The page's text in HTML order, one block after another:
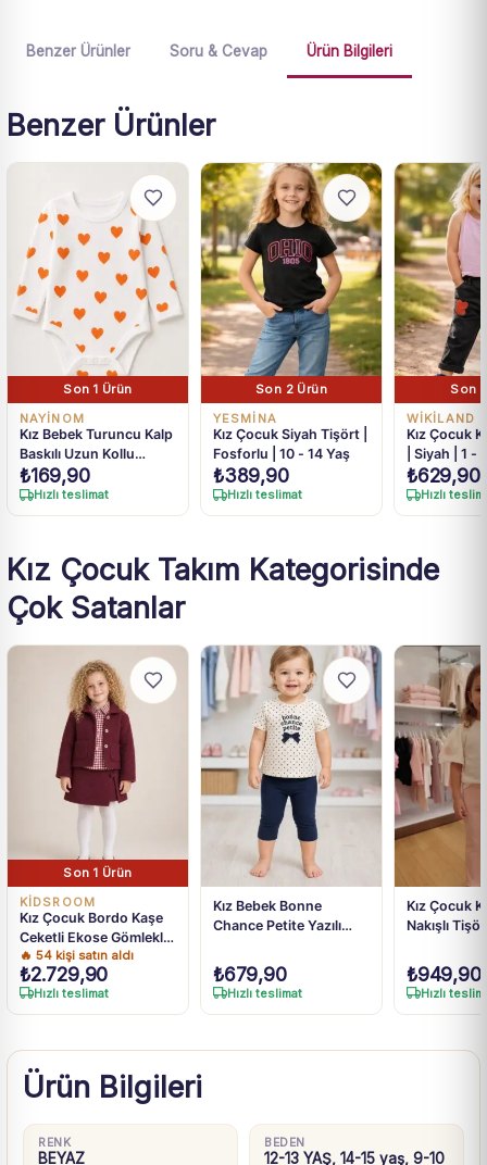
Benzer Ürünler Soru & Cevap Ürün Bilgileri
Benzer Ürünler
Son 1 Ürün
NAYİNOM
Kız Bebek Turuncu Kalp
Baskılı Uzun Kollu
Çıtçıtlı Body 1-3 Yaş
₺169,90
Hızlı teslimat
Son 2 Ürün
YESMİNA
Kız Çocuk Siyah Tişört |
Fosforlu | 10 - 14 Yaş
₺389,90
Hızlı teslimat
Son
WİKİLAND
Kız Çocuk
| Siyah | 1 -
Renkli
₺629,90
Hızlı
Kız Çocuk Takım Kategorisinde
Çok Satanlar
Son 1 Ürün
KİDSROOM
Kız Çocuk Bordo Kaşe
Ceketli Ekose Gömlekli
Etek Takım
🔥 54 kişi satın aldı
₺2.729,90
Hızlı teslimat
Kız Bebek Bonne
Chance Petite Yazılı
Taytlı Takım 9 Ay-4 Yaş
₺679,90
Hızlı teslimat
Kız Çocuk
Nakışlı
Pantolon
₺949,90
Hızlı
Ürün Bilgileri
RENK
BEYAZ
BEDEN
12-13 YAŞ, 14-15 yaş, 9-10